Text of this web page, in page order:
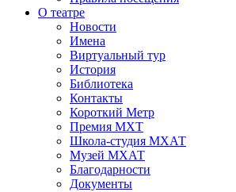
О театре
Новости
Имена
Виртуальный тур
История
Библиотека
Контакты
Короткий Метр
Премия МХТ
Школа-студия МХАТ
Музей МХАТ
Благодарности
Документы